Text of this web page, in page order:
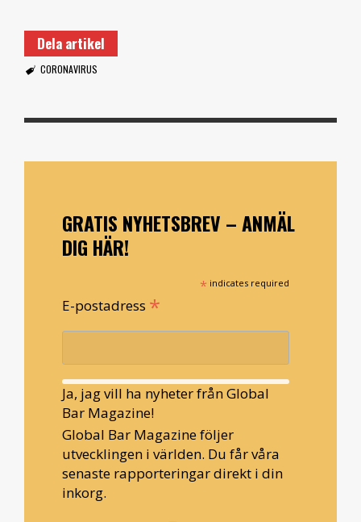
Dela artikel
CORONAVIRUS
GRATIS NYHETSBREV – ANMÄL
DIG HÄR!
* indicates required
E-postadress *
Ja, jag vill ha nyheter från Global
Bar Magazine!
Global Bar Magazine följer
utvecklingen i världen. Du får våra
senaste rapporteringar direkt i din
inkorg.